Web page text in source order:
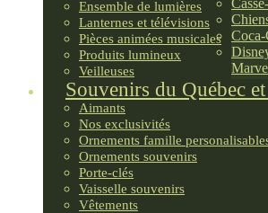
Ensemble de lumières
Lanternes et télévisions
Pièces animées musicales
Produits lumineux
Veilleuses
Souvenirs du Québec
Aimants
Nos exclusivités
Ornements famille
Ornements souvenirs
Porte-clés
Vaisselle souvenirs
Vêtements
Coca-